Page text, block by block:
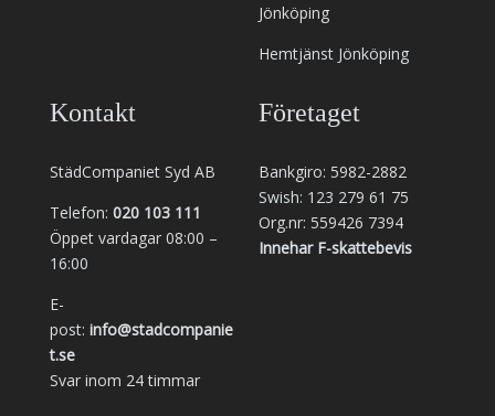
Jönköping
Hemtjänst Jönköping
Kontakt
StädCompaniet Syd AB
Telefon: 020 103 111
Öppet vardagar 08:00 –
16:00
E-
post: info@stadcompanie
t.se
Svar inom 24 timmar
Företaget
Bankgiro: 5982-2882
Swish: 123 279 61 75
Org.nr: 559426 7394
Innehar F-skattebevis